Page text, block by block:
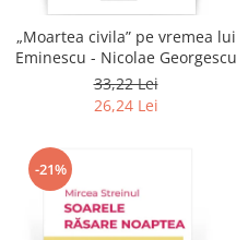
„Moartea civila” pe vremea lui
Eminescu - Nicolae Georgescu
33,22 Lei
26,24 Lei
-21%